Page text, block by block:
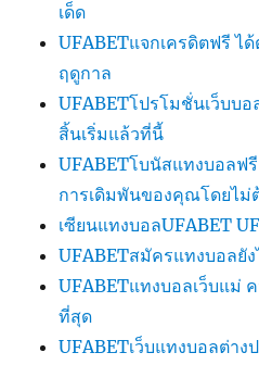
เด็ด
UFABETแจกเครดิตฟรี ไ
ฤดูกาล
UFABETโปรโมชั่นเว็บบ
สิ้นเริ่มแล้วที่นี้
UFABETโบนัสแทงบอลฟ
การเดิมพันของคุณโดยไม่
เซียนแทงบอลUFABET
UFABETสมัครแทงบอลยั
UFABETแทงบอลเว็บแม่
ที่สุด
UFABETเว็บแทงบอลต่าง